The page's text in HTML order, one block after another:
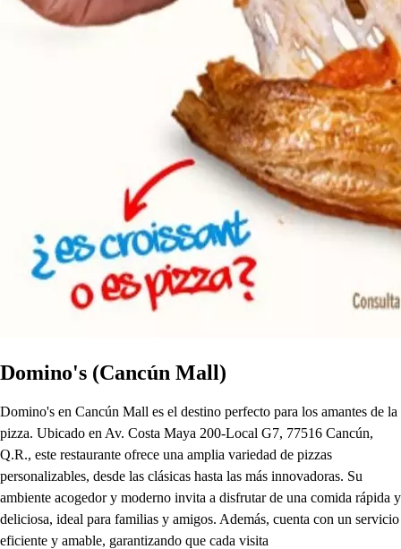
Domino's (Cancún Mall)
Domino's en Cancún Mall es el destino perfecto para los amantes de la
pizza. Ubicado en Av. Costa Maya 200-Local G7, 77516 Cancún,
Q.R., este restaurante ofrece una amplia variedad de pizzas
personalizables, desde las clásicas hasta las más innovadoras. Su
ambiente acogedor y moderno invita a disfrutar de una comida rápida y
deliciosa, ideal para familias y amigos. Además, cuenta con un servicio
eficiente y amable, garantizando que cada visita